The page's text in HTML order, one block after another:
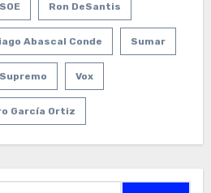
Ron DeSantis
Abascal Conde Sumar
Vox
García Ortiz